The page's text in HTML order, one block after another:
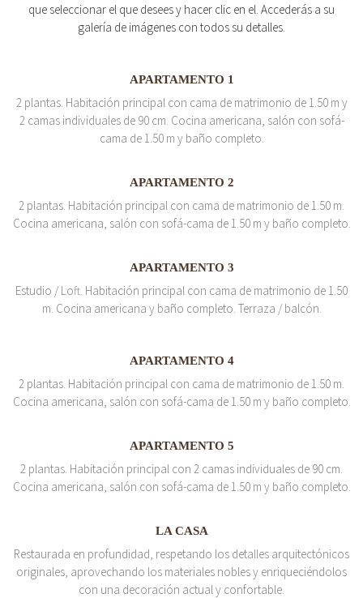
que seleccionar el que desees y hacer clic en el. Accederás a su
galería de imágenes con todos su detalles.
APARTAMENTO 1
2 plantas. Habitación principal con cama de matrimonio de 1.50 m y
2 camas individuales de 90 cm. Cocina americana, salón con sofá-
cama de 1.50 m y baño completo.
APARTAMENTO 2
2 plantas. Habitación principal con cama de matrimonio de 1.50 m.
Cocina americana, salón con sofá-cama de 1.50 m y baño completo.
APARTAMENTO 3
Estudio / Loft. Habitación principal con cama de matrimonio de 1.50
m. Cocina americana y baño completo. Terraza / balcón.
APARTAMENTO 4
2 plantas. Habitación principal con cama de matrimonio de 1.50 m.
Cocina americana, salón con sofá-cama de 1.50 m y baño completo.
APARTAMENTO 5
2 plantas. Habitación principal con 2 camas individuales de 90 cm.
Cocina americana, salón con sofá-cama de 1.50 m y baño completo.
LA CASA
Restaurada en profundidad, respetando los detalles arquitectónicos
originales, aprovechando los materiales nobles y enriqueciéndolos
con una decoración actual y confortable.